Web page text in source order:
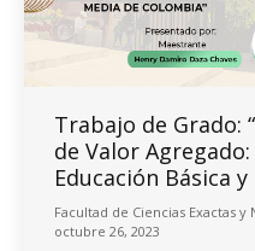
Trabajo de Grado:
de Valor
Educación Básica
Facultad de Ciencias Exactas y
octubre 26, 2023